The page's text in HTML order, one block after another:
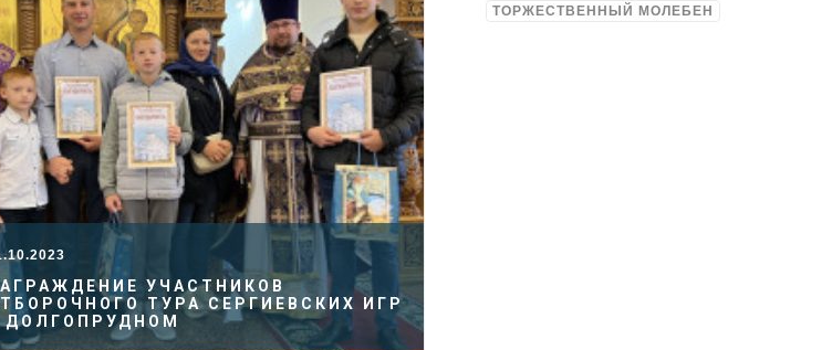
УЧАСТНИКОВ
ТУРА СЕРГИЕВСКИХ ИГР
ДОЛГОПРУДНОМ
ТОРЖЕСТВЕННЫЙ МОЛЕБЕН